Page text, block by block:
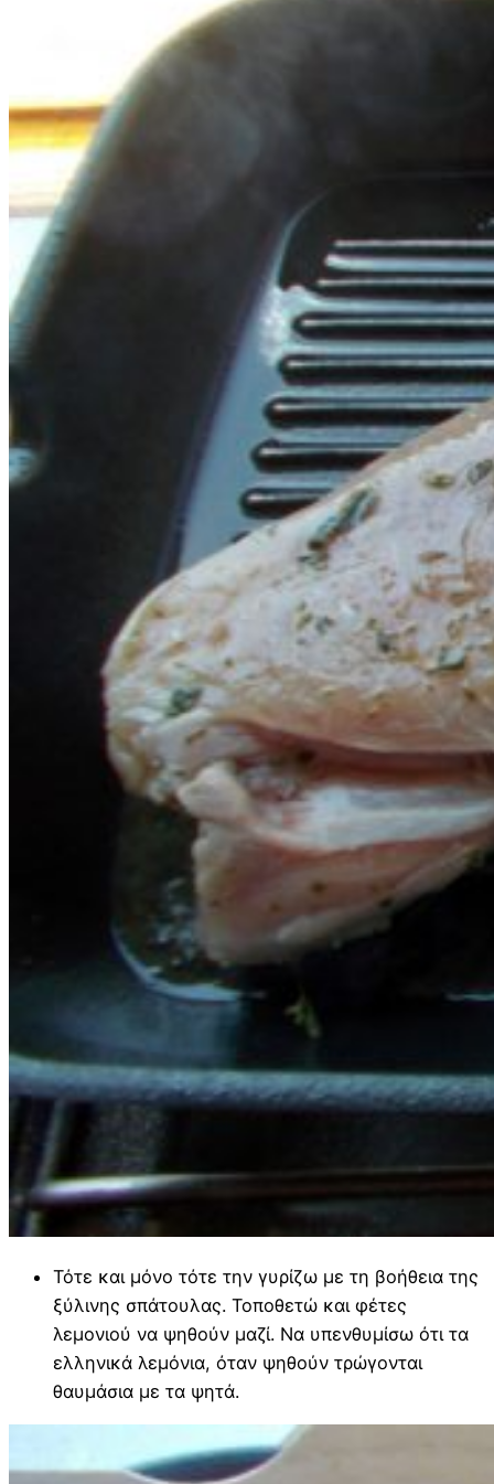
Τότε και μόνο τότε την γυρίζω με τη βοήθεια της
ξύλινης σπάτουλας. Τοποθετώ και φέτες
λεμονιού να ψηθούν μαζί. Να υπενθυμίσω ότι τα
ελληνικά λεμόνια, όταν ψηθούν τρώγονται
θαυμάσια με τα ψητά.